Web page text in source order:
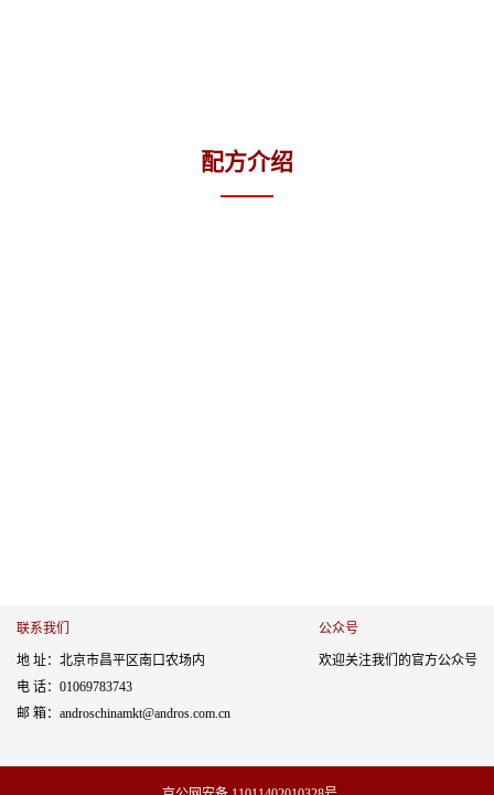
配方介绍
联系我们
地 址：北京市昌平区南口农场内
电 话：01069783743
邮 箱：androschinamkt@andros.com.cn
公众号
欢迎关注我们的官方公众号